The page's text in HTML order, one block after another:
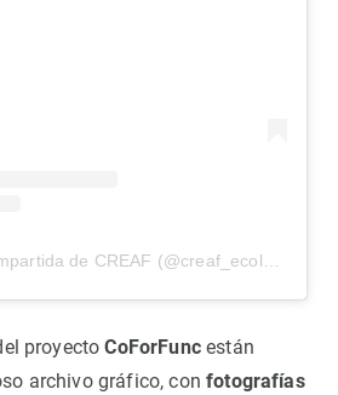
proyectoCoForFuncestán
archivo gráfico, confotografías